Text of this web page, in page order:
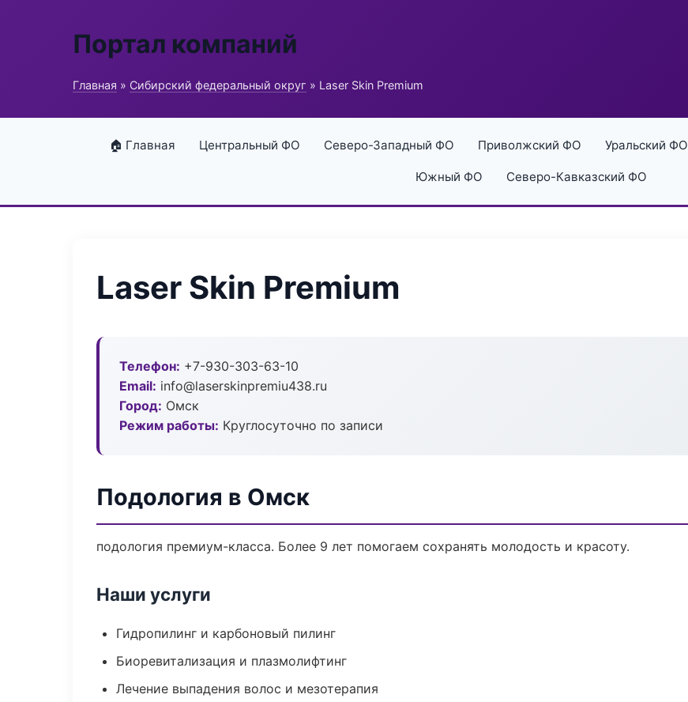
Портал компаний
Главная » Сибирский федеральный округ » Laser Skin Premium
🏠 Главная Центральный ФО Северо-Западный ФО Приволжский ФО Уральский ФО
Южный ФО Северо-Кавказский ФО
Laser Skin Premium
Телефон: +7-930-303-63-10
Email: info@laserskinpremiu438.ru
Город: Омск
Режим работы: Круглосуточно по записи
Подология в Омск
подология премиум-класса. Более 9 лет помогаем сохранять молодость и красоту.
Наши услуги
Гидропилинг и карбоновый пилинг
Биоревитализация и плазмолифтинг
Лечение выпадения волос и мезотерапия